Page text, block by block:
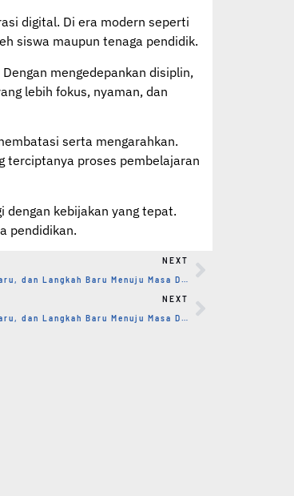
digital. Di era modern seperti
siswa maupun tenaga pendidik.
mengedepankan disiplin,
lebih fokus, nyaman, dan
serta mengarahkan.
terciptanya proses pembelajaran
dengan kebijakan yang tepat.
pendidikan.
NEXT
NAWASENA SMAN 1 Tegaldlimo: Momen Syukur, Haru, dan Langkah Baru Menuju Masa Depan
NEXT
NAWASENA SMAN 1 Tegaldlimo: Momen Syukur, Haru, dan Langkah Baru Menuju Masa Depan